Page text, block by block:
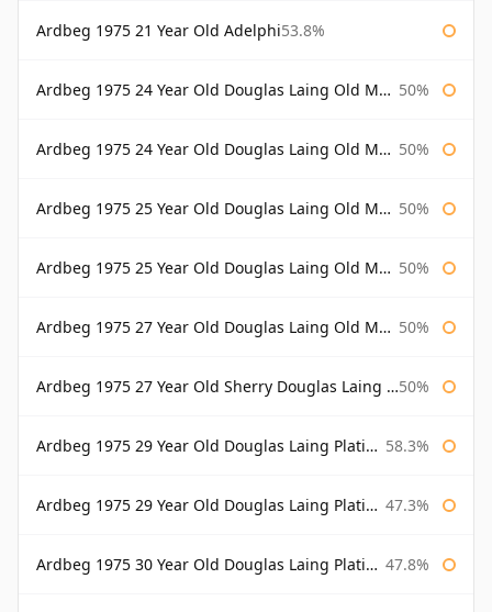
Ardbeg 1975 21 Year Old Adelphi53.8%
Ardbeg 1975 24 Year Old Douglas Laing Old Malt Cask 50%
Ardbeg 1975 24 Year Old Douglas Laing Old Malt Cask Bottled 2000 50%
Ardbeg 1975 25 Year Old Douglas Laing Old Malt Cask 50%
Ardbeg 1975 25 Year Old Douglas Laing Old Malt Cask Bottled 2001 50%
Ardbeg 1975 27 Year Old Douglas Laing Old Malt Cask 50%
Ardbeg 1975 27 Year Old Sherry Douglas Laing Old Malt Cask 50%
Ardbeg 1975 29 Year Old Douglas Laing Platinum Selection 58.3%
Ardbeg 1975 29 Year Old Douglas Laing Platinum Selection Bottled 2004 47.3%
Ardbeg 1975 30 Year Old Douglas Laing Platinum Selection 47.8%